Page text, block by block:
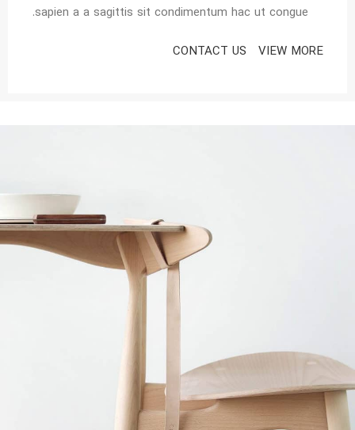
sapien a a sagittis sit condimentum hac ut congue.
VIEW MORE
CONTACT US